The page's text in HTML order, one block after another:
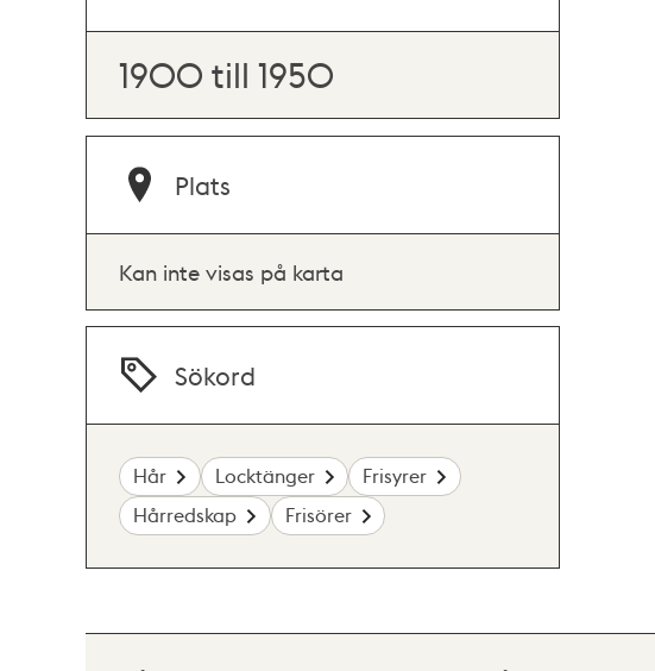
1900 till 1950
Plats
Kan inte visas på karta
Sökord
Hår Locktänger
Frisyrer
Hårredskap
Frisörer